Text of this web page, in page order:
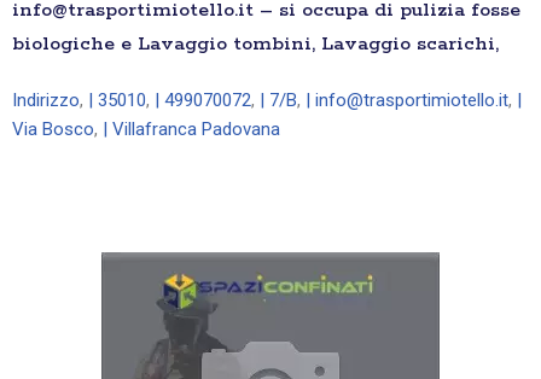
info@trasportimiotello.it – si occupa di pulizia fosse
biologiche e Lavaggio tombini, Lavaggio scarichi,
Indirizzo, | 35010, | 499070072, | 7/B, | info@trasportimiotello.it,
Via Bosco, | Villafranca Padovana